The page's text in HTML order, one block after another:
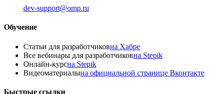
dev-support@omp.ru
Обучение
Статьи для разработчиковна Хабре
Все вебинары для разработчиковна Stepik
Онлайн-курсна Stepik
Видеоматериалына официальной странице Вконтакте
Быстрые ссылки